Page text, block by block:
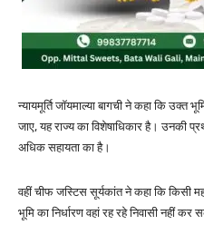
न्यायमूर्ति जॉयमाल्या बागची ने कहा कि
जाए, यह राज्य का विशेषाधिकार है। उनकी
अधिक सहायता का है।
वहीं चीफ जस्टिस सूर्यकांत ने कहा कि किसी
भूमि का निर्धारण वहां रह रहे निवासी नहीं